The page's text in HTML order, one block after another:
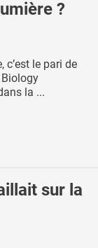
?
c’est le pari de
la ...
sur la